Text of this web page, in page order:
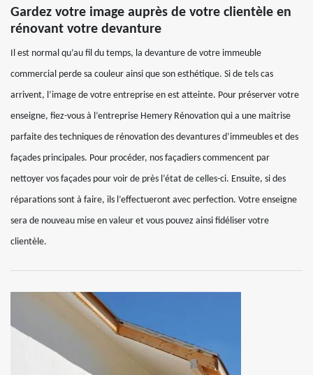
Gardez votre image auprès de votre clientèle en
rénovant votre devanture
Il est normal qu’au fil du temps, la devanture de votre immeuble
commercial perde sa couleur ainsi que son esthétique. Si de tels cas
arrivent, l’image de votre entreprise en est atteinte. Pour préserver votre
enseigne, fiez-vous à l’entreprise Hemery Rénovation qui a une maitrise
parfaite des techniques de rénovation des devantures d’immeubles et des
façades principales. Pour procéder, nos façadiers commencent par
nettoyer vos façades pour voir de près l’état de celles-ci. Ensuite, si des
réparations sont à faire, ils l’effectueront avec perfection. Votre enseigne
sera de nouveau mise en valeur et vous pouvez ainsi fidéliser votre
clientèle.